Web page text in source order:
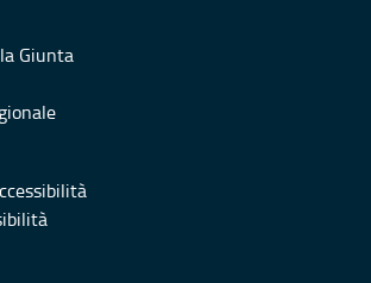
Giunta